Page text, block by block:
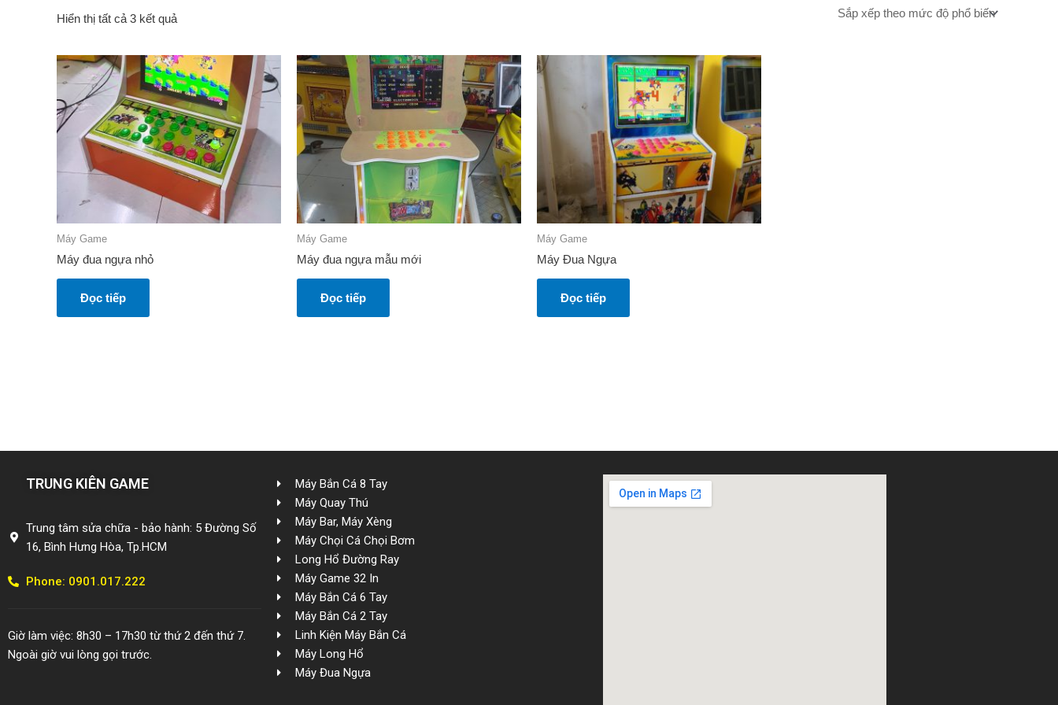
Hiển thị tất cả 3 kết quả
Máy Game
Máy đua ngựa nhỏ
Đọc tiếp
Máy Game
Máy đua ngựa mẫu mới
Đọc tiếp
Máy Game
Máy Đua Ngựa
Đọc tiếp
TRUNG KIÊN GAME
Trung tâm sửa chữa - bảo hành: 5 Đường Số
16, Bình Hưng Hòa, Tp.HCM
Phone: 0901.017.222
Giờ làm việc: 8h30 – 17h30 từ thứ 2 đến thứ 7.
Ngoài giờ vui lòng gọi trước.
Máy Bắn Cá 8 Tay
Máy Quay Thú
Máy Bar, Máy Xèng
Máy Chọi Cá Chọi Bơm
Long Hổ Đường Ray
Máy Game 32 In
Máy Bắn Cá 6 Tay
Máy Bắn Cá 2 Tay
Linh Kiện Máy Bắn Cá
Máy Long Hổ
Máy Đua Ngựa